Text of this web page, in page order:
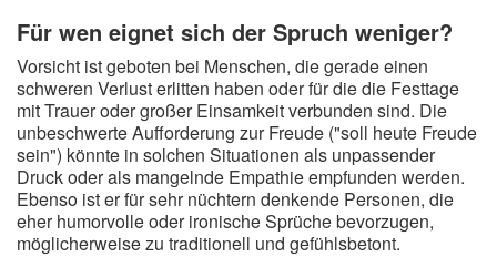
Für wen eignet sich der Spruch weniger?
Vorsicht ist geboten bei Menschen, die gerade einen
schweren Verlust erlitten haben oder für die die Festtage
mit Trauer oder großer Einsamkeit verbunden sind. Die
unbeschwerte Aufforderung zur Freude ("soll heute Freude
sein") könnte in solchen Situationen als unpassender
Druck oder als mangelnde Empathie empfunden werden.
Ebenso ist er für sehr nüchtern denkende Personen, die
eher humorvolle oder ironische Sprüche bevorzugen,
möglicherweise zu traditionell und gefühlsbetont.